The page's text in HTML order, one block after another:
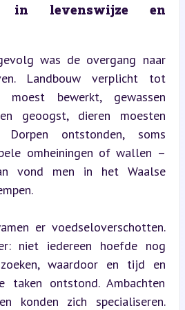
in levenswijze en
was de overgang naar
Landbouw verplicht tot
bewerkt, gewassen
geoogst, dieren moesten
Dorpen ontstonden, soms
omheiningen of wallen –
vond men in het Waalse
er voedseloverschotten.
niet iedereen hoefde nog
waardoor en tijd en
taken ontstond. Ambachten
konden zich specialiseren.